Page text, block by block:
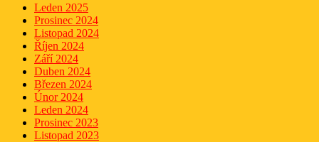
Leden 2025
Prosinec 2024
Listopad 2024
Říjen 2024
Září 2024
Duben 2024
Březen 2024
Únor 2024
Leden 2024
Prosinec 2023
Listopad 2023